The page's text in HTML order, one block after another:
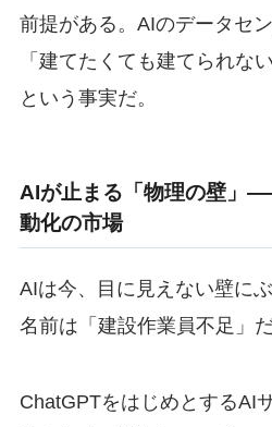
前提がある。AIのデータセ
「建てたくても建てられな
という事実だ。
AIが止まる「物理の壁」
動化の市場
AIは今、目に見えない壁に
名前は「建設作業員不足」だ
ChatGPTをはじめとするAI